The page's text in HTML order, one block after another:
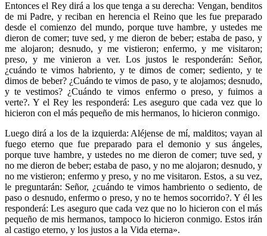
Entonces el Rey dirá a los que tenga a su derecha: Vengan, benditos
de mi Padre, y reciban en herencia el Reino que les fue preparado
desde el comienzo del mundo, porque tuve hambre, y ustedes me
dieron de comer; tuve sed, y me dieron de beber; estaba de paso, y
me alojaron; desnudo, y me vistieron; enfermo, y me visitaron;
preso, y me vinieron a ver. Los justos le responderán: Señor,
¿cuándo te vimos habriento, y te dimos de comer; sediento, y te
dimos de beber? ¿Cuándo te vimos de paso, y te alojamos; desnudo,
y te vestimos? ¿Cuándo te vimos enfermo o preso, y fuimos a
verte?. Y el Rey les responderá: Les aseguro que cada vez que lo
hicieron con el más pequeño de mis hermanos, lo hicieron conmigo.
Luego dirá a los de la izquierda: Aléjense de mí, malditos; vayan al
fuego eterno que fue preparado para el demonio y sus ángeles,
porque tuve hambre, y ustedes no me dieron de comer; tuve sed, y
no me dieron de beber; estaba de paso, y no me alojaron; desnudo, y
no me vistieron; enfermo y preso, y no me visitaron. Estos, a su vez,
le preguntarán: Señor, ¿cuándo te vimos hambriento o sediento, de
paso o desnudo, enfermo o preso, y no te hemos socorrido?. Y él les
responderá: Les aseguro que cada vez que no lo hicieron con el más
pequeño de mis hermanos, tampoco lo hicieron conmigo. Estos irán
al castigo eterno, y los justos a la Vida eterna».